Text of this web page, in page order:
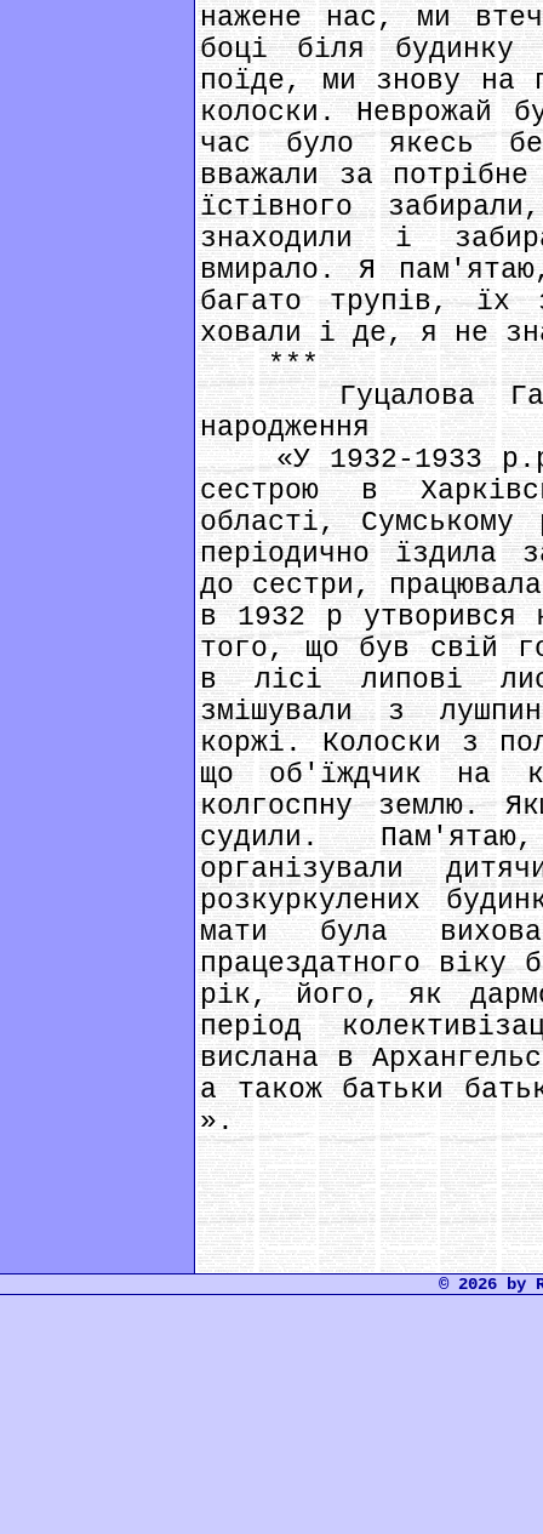
нажене нас, ми
боці біля будинку
поїде, ми знову на
колоски. Неврожай
час було якесь
вважали за
їстівного
знаходили і
вмирало. Я
багато трупів, їх
ховали і де, я не
***
Гуцалова
народження
«У 1932-1933 р.р.
сестрою в
області,
періодично їздила
до сестри,
в 1932 р утворився
того, що був свій
в лісі липові
змішували з
коржі. Колоски з
що об'їждчик на
колгоспну землю.
судили.
організували
розкуркулених
мати була
працездатного віку
рік, його, як
період
вислана в
а також батьки
».
© 2026 by